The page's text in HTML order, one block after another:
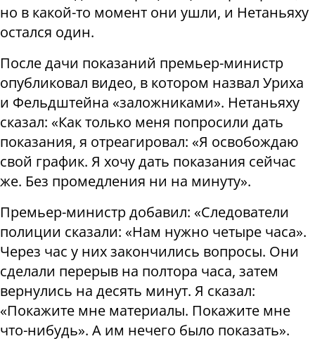
но в какой-то момент они ушли, и Нетаньяху
остался один.
После дачи показаний премьер-министр
опубликовал видео, в котором назвал Уриха
и Фельдштейна «заложниками». Нетаньяху
сказал: «Как только меня попросили дать
показания, я отреагировал: «Я освобождаю
свой график. Я хочу дать показания сейчас
же. Без промедления ни на минуту».
Премьер-министр добавил: «Следователи
полиции сказали: «Нам нужно четыре часа».
Через час у них закончились вопросы. Они
сделали перерыв на полтора часа, затем
вернулись на десять минут. Я сказал:
«Покажите мне материалы. Покажите мне
что-нибудь». А им нечего было показать».